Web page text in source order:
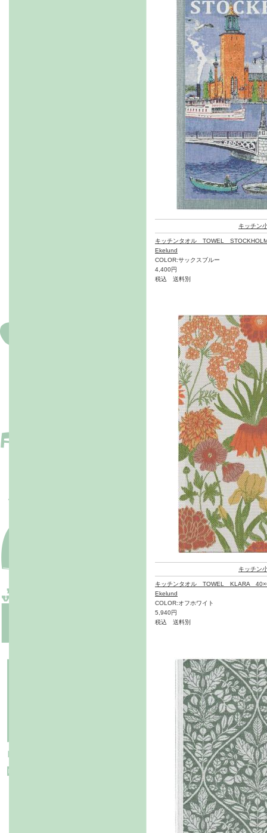
キッチン
キッチンタオル TOWEL
Ekelund
COLOR:サックスブルー
4,400円
税込 送料別
キッチン
キッチンタオル TOWEL KLARA
Ekelund
COLOR:オフホワイト
5,940円
税込 送料別